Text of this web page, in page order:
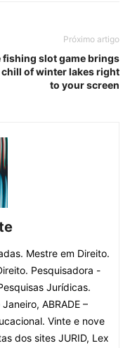
Próximo artigo
fishing slot game brings
chill of winter lakes right
to your screen
Mestre em Direito.
Pesquisadora -
Jurídicas.
ABRADE –
Vinte e nove
dos sites JURID, Lex